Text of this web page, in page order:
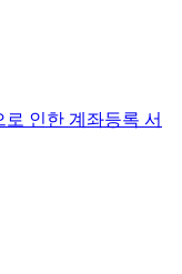
인한 계좌등록 서